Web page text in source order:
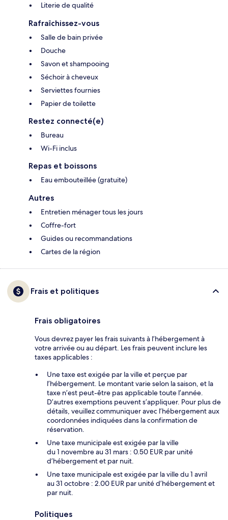
Literie de qualité
Rafraîchissez-vous
Salle de bain privée
Douche
Savon et shampooing
Séchoir à cheveux
Serviettes fournies
Papier de toilette
Restez connecté(e)
Bureau
Wi-Fi inclus
Repas et boissons
Eau embouteillée (gratuite)
Autres
Entretien ménager tous les jours
Coffre-fort
Guides ou recommandations
Cartes de la région
Frais et politiques
Frais obligatoires
Vous devrez payer les frais suivants à l’hébergement à
votre arrivée ou au départ. Les frais peuvent inclure les
taxes applicables :
Une taxe est exigée par la ville et perçue par
l’hébergement. Le montant varie selon la saison, et la
taxe n’est peut-être pas applicable toute l’année.
D’autres exemptions peuvent s’appliquer. Pour plus de
détails, veuillez communiquer avec l’hébergement aux
coordonnées indiquées dans la confirmation de
réservation.
Une taxe municipale est exigée par la ville
du 1 novembre au 31 mars : 0.50 EUR par unité
d’hébergement et par nuit.
Une taxe municipale est exigée par la ville du 1 avril
au 31 octobre : 2.00 EUR par unité d’hébergement et
par nuit.
Politiques